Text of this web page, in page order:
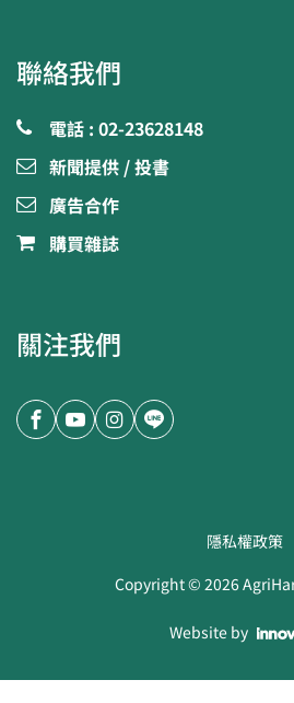
聯絡我們
電話 : 02-23628148
新聞提供 / 投書
廣告合作
購買雜誌
關注我們
隱私權政策
Copyright ©2026
Website by